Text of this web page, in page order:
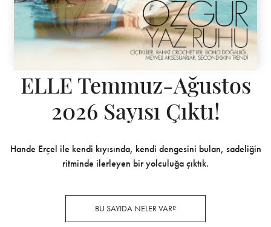
ELLE Temmuz-Ağustos
2026 Sayısı Çıktı!
Hande Erçel ile kendi kıyısında, kendi dengesini bulan, sadeliğin
ritminde ilerleyen bir yolculuğa çıktık.
BU SAYIDA NELER VAR?